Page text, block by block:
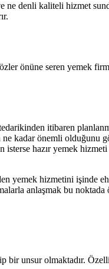
ne denli kaliteli hizmet
önüne seren yemek
itibaren
kadar önemli olduğunu
hazır yemek
yemek hizmetini işinde
anlaşmak bu noktada
bir unsur olmaktadır.